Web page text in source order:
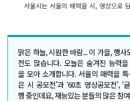
서울시는 서울의 매력을 시, 영상으로
맑은 하늘, 시원한 바람... 이 가을, 행
전도 많습니다. 오늘은 숨겨진 능력
을 모아 소개합니다. 서울의 매력을
은 시 공모전’과 ‘60초 영상공모전’, ‘
행 중인데요, 재능있는 분들의 많은 참